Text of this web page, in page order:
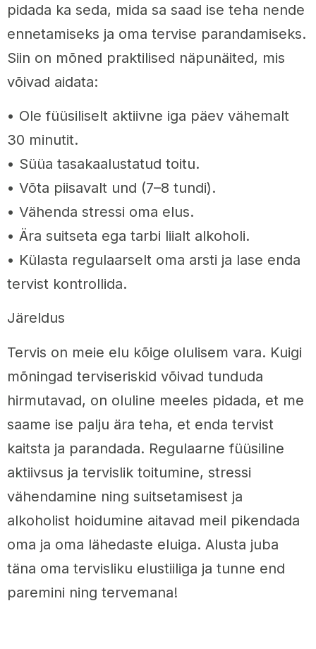
pidada ka seda, mida sa saad ise teha nende
ennetamiseks ja oma tervise parandamiseks.
Siin on mõned praktilised näpunäited, mis
võivad aidata:
• Ole füüsiliselt aktiivne iga päev vähemalt
30 minutit.
• Süüa tasakaalustatud toitu.
• Võta piisavalt und (7–8 tundi).
• Vähenda stressi oma elus.
• Ära suitseta ega tarbi liialt alkoholi.
• Külasta regulaarselt oma arsti ja lase enda
tervist kontrollida.
Järeldus
Tervis on meie elu kõige olulisem vara. Kuigi
mõningad terviseriskid võivad tunduda
hirmutavad, on oluline meeles pidada, et me
saame ise palju ära teha, et enda tervist
kaitsta ja parandada. Regulaarne füüsiline
aktiivsus ja tervislik toitumine, stressi
vähendamine ning suitsetamisest ja
alkoholist hoidumine aitavad meil pikendada
oma ja oma lähedaste eluiga. Alusta juba
täna oma tervisliku elustiiliga ja tunne end
paremini ning tervemana!